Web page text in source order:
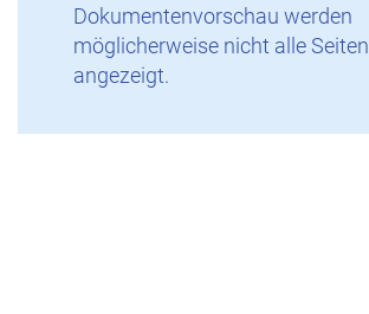
Dokumentenvorschau werden
möglicherweise nicht alle Seiten
angezeigt.